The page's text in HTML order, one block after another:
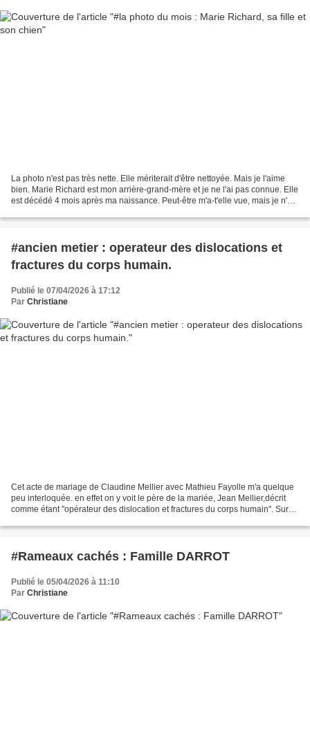
La photo n'est pas très nette. Elle mériterait d'être nettoyée. Mais je l'aime
bien. Marie Richard est mon arrière-grand-mère et je ne l'ai pas connue. Elle
est décédé 4 mois après ma naissance. Peut-être m'a-t'elle vue, mais je n'en
#ancien metier : operateur des dislocations et
fractures du corps humain.
Publié le 07/04/2026 à 17:12
Par Christiane
Cet acte de mariage de Claudine Mellier avec Mathieu Fayolle m'a quelque
peu interloquée. en effet on y voit le père de la mariée, Jean Mellier,décrit
comme étant "opérateur des dislocation et fractures du corps humain". Sur
#Rameaux cachés : Famille DARROT
Publié le 05/04/2026 à 11:10
Par Christiane